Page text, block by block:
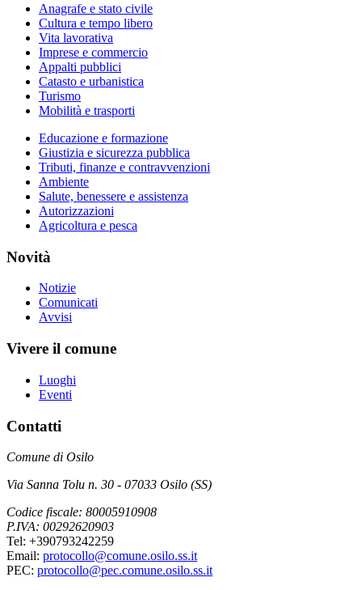
Anagrafe e stato civile
Cultura e tempo libero
Vita lavorativa
Imprese e commercio
Appalti pubblici
Catasto e urbanistica
Turismo
Mobilità e trasporti
Educazione e formazione
Giustizia e sicurezza pubblica
Tributi, finanze e contravvenzioni
Ambiente
Salute, benessere e assistenza
Autorizzazioni
Agricoltura e pesca
Novità
Notizie
Comunicati
Avvisi
Vivere il comune
Luoghi
Eventi
Contatti
Comune di Osilo
Via Sanna Tolu n. 30 - 07033 Osilo (SS)
Codice fiscale: 80005910908
P.IVA: 00292620903
Tel: +390793242259
Email: protocollo@comune.osilo.ss.it
PEC: protocollo@pec.comune.osilo.ss.it